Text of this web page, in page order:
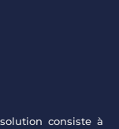
consiste à